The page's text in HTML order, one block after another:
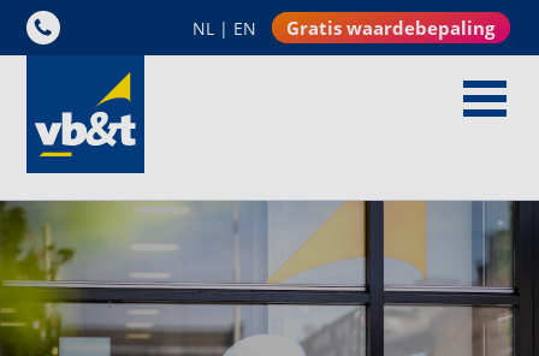
NL | EN Gratis waardebepaling